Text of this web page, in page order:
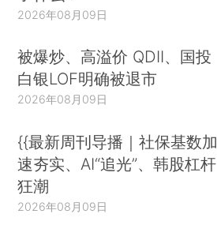
2026年08月09日
被爆炒、高溢价 QDII、国投
白银LOF明确被退市
2026年08月09日
{{最新周刊导播｜社保基数加
速夯实、AI“追光”、韩股杠杆
狂潮
2026年08月09日